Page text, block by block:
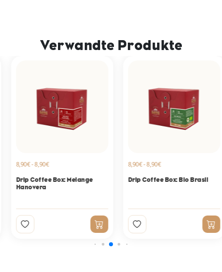
Verwandte Produkte
8,90€ - 8,90€
Drip Coffee Box: Melange
Hanovera
8,90€ - 8,90€
Drip Coffee Box: Bio Brasil